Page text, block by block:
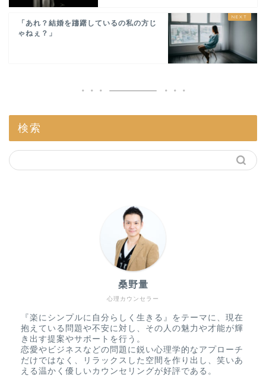
「あれ？結婚を躊躇しているの私の方じ
ゃねぇ？」
検索
心理カウンセラー
桑野量
『楽にシンプルに自分らしく生きる』をテーマに、現在
抱えている問題や不安に対し、その人の魅力や才能が輝
き出す提案やサポートを行う。
恋愛やビジネスなどの問題に鋭い心理学的なアプローチ
だけではなく、リラックスした空間を作り出し、笑いあ
える温かく優しいカウンセリングが好評である。